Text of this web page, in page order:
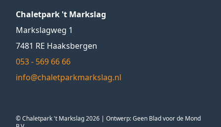
Chaletpark 't Markslag
Markslagweg 1
7481 RE Haaksbergen
053 - 569 66 66
info@chaletparkmarkslag.nl
© Chaletpark 't Markslag 2026 | Ontwerp:Geen Blad voor de Mond